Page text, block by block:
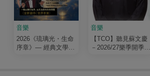
音樂
2026《琉璃光・生命
序章》— 經典文學清
音樂
【TCO】聽見蘇文慶
－2026/27樂季開季音